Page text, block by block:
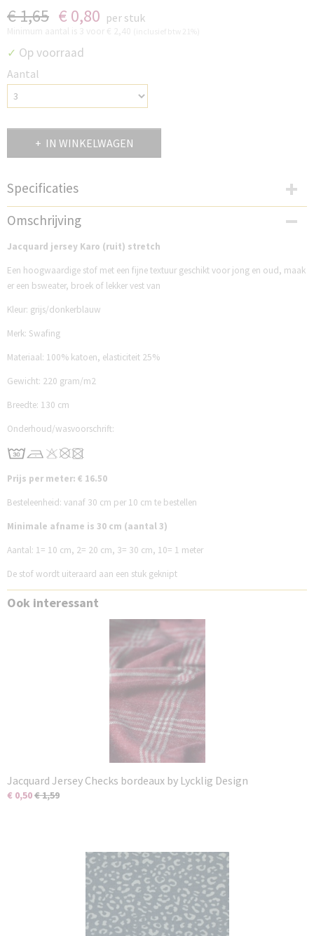
€ 1,65 € 0,80 per stuk
✓ Op voorraad
Aantal
IN WINKELWAGEN
Specificaties
Productcode
SJ010WK
Omschrijving
Jacquard jersey Karo (ruit) stretch
Een hoogwaardige stof met een fijne textuur geschikt voor jong en oud, maak
er een bsweater, broek of lekker vest van
Kleur: grijs/donkerblauw
Merk: Swafing
Materiaal: 100% katoen, elasticiteit 25%
Gewicht: 220 gram/m2
Breedte: 130 cm
Onderhoud/wasvoorschrift:
Prijs per meter: € 16.50
Besteleenheid: vanaf 30 cm per 10 cm te bestellen
Minimale afname is 30 cm (aantal 3)
Aantal: 1= 10 cm, 2= 20 cm, 3= 30 cm, 10= 1 meter
De stof wordt uiteraard aan een stuk geknipt
Ook interessant
Jacquard Jersey Checks bordeaux by Lycklig Design
€ 0,50€ 1,59